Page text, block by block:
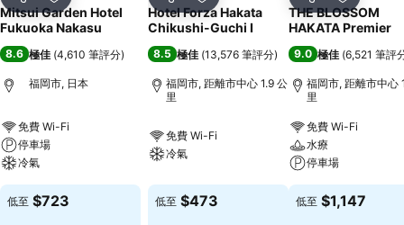
放到收藏夾
Mitsui Garden Hotel
Fukuoka Nakasu
8.6 極佳 (4,610 筆評分)
福岡市, 日本
免費 Wi-Fi
停車場
冷氣
低至 $723
放到收藏夾
Hotel Forza Hakata
Chikushi-Guchi Ⅰ
8.5 極佳 (13,576 筆評分)
福岡市, 距離市中心 1.9 公
里
免費 Wi-Fi
冷氣
低至 $473
放到收藏
THE BLOSSOM
HAKATA Premier
9.0 極佳 (6,521 筆評
福岡市, 距離市中心
里
免費 Wi-Fi
水療
停車場
低至 $1,147